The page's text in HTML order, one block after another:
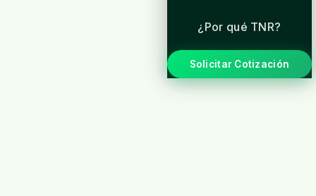
¿Por qué TNR?
Solicitar Cotización